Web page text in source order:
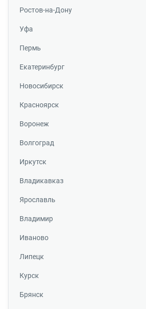
Ростов-на-Дону
Уфа
Пермь
Екатеринбург
Новосибирск
Красноярск
Воронеж
Волгоград
Иркутск
Владикавказ
Ярославль
Владимир
Иваново
Липецк
Курск
Брянск